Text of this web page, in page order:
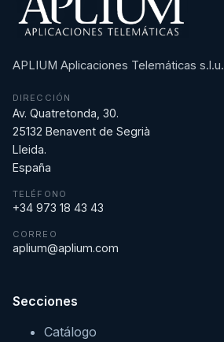
APLIUM Aplicaciones Telemáticas s.l.u.
DIRECCIÓN
Av. Quatretonda, 30.
25132 Benavent de Segrià
Lleida.
España
TELÉFONO
+34 973 18 43 43
CORREO
aplium@aplium.com
Secciones
Catálogo